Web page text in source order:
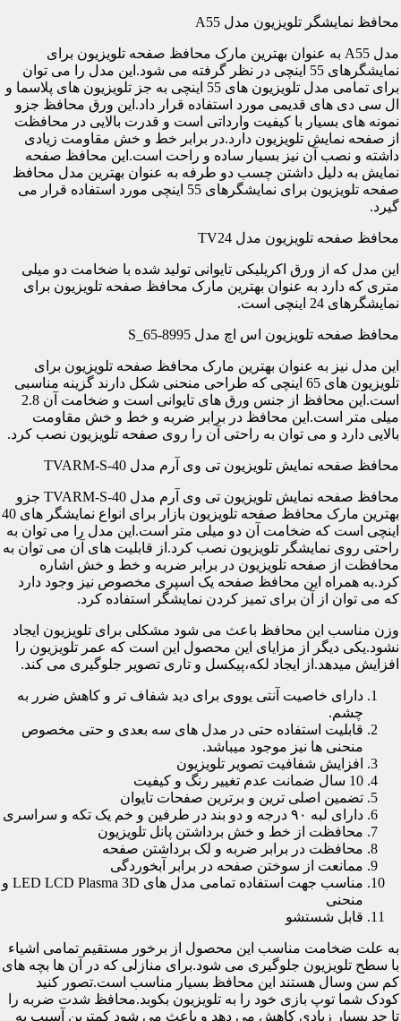
محافظ نمایشگر تلویزیون مدل A55
مدل A55 به عنوان بهترین مارک محافظ صفحه تلویزیون برای
نمایشگرهای 55 اینچی در نظر گرفته می شود.این مدل را می توان
برای تمامی مدل تلویزیون های 55 اینچی به جز تلویزیون های پلاسما و
ال سی دی های قدیمی مورد استفاده قرار داد.این ورق محافظ جزو
نمونه های بسیار با کیفیت وارداتی است و قدرت بالایی در محافظت
از صفحه نمایش تلویزیون دارد.در برابر خط و خش مقاومت زیادی
داشته و نصب آن نیز بسیار ساده و راحت است.این محافظ صفحه
نمایش به دلیل داشتن چسب دو طرفه به عنوان بهترین مدل محافظ
صفحه تلویزیون برای نمایشگرهای 55 اینچی مورد استفاده قرار می
گیرد.
محافظ صفحه تلویزیون مدل TV24
این مدل که از ورق اکریلیکی تایوانی تولید شده با ضخامت دو میلی
متری که دارد به عنوان بهترین مارک محافظ صفحه تلویزیون برای
نمایشگرهای 24 اینچی است.
محافظ صفحه تلویزیون اس اچ مدل S_65-8995
این مدل نیز به عنوان بهترین مارک محافظ صفحه تلویزیون برای
تلویزیون های 65 اینچی که طراحی منحنی شکل دارند گزینه مناسبی
است.این محافظ از جنس ورق های تایوانی است و ضخامت آن 2.8
میلی متر است.این محافظ در برابر ضربه و خط و خش مقاومت
بالایی دارد و می توان به راحتی آن را روی صفحه تلویزیون نصب کرد.
محافظ صفحه نمایش تلویزیون تی وی آرم مدل TVARM-S-40
محافظ صفحه نمایش تلویزیون تی وی آرم مدل TVARM-S-40 جزو
بهترین مارک محافظ صفحه تلویزیون بازار برای انواع نمایشگر های 40
اینچی است که ضخامت آن دو میلی متر است.این مدل را می توان به
راحتی روی نمایشگر تلویزیون نصب کرد.از قابلیت های آن می توان به
محافظت از صفحه تلویزیون در برابر ضربه و خط و خش اشاره
کرد.به همراه این محافظ صفحه یک اسپری مخصوص نیز وجود دارد
که می توان از آن برای تمیز کردن نمایشگر استفاده کرد.
وزن مناسب این محافظ باعث می شود مشکلی برای تلویزیون ایجاد
نشود.یکی دیگر از مزایای این محصول این است که عمر تلویزیون را
افزایش میدهد.از ایجاد لکه،پیکسل و تاری تصویر جلوگیری می کند.
دارای خاصیت آنتی یووی برای دید شفاف تر و کاهش ضرر به
چشم.
قابلیت استفاده حتی در مدل های سه بعدی و حتی مخصوص
منحنی ها نیز موجود میباشد.
افزایش شفافیت تصویر تلویزیون
10 سال ضمانت عدم تغییر رنگ و کیفیت
تضمین اصلی ترین و برترین صفحات تایوان
دارای لبه ۹۰ درجه و دو بند در طرفین و خم یک تکه و سراسری
محافظت از خط و خش برداشتن پانل تلویزیون
محافظت در برابر ضربه و لک برداشتن صفحه
ممانعت از سوختن صفحه در برابر آبخوردگی
مناسب جهت استفاده تمامی مدل های LED LCD Plasma 3D و
منحنی
قابل شستشو
به علت ضخامت مناسب این محصول از برخور مستقیم تمامی اشیاء
با سطح تلویزیون جلوگیری می شود.برای منازلی که در آن ها بچه های
کم سن وسال هستند این محافظ بسیار مناسب است.تصور کنید
کودک شما توپ بازی خود را به تلویزیون بکوبد.محافظ شدت ضربه را
تا حد بسیار زیادی کاهش می دهد و باعث می شود کمترین آسیب به